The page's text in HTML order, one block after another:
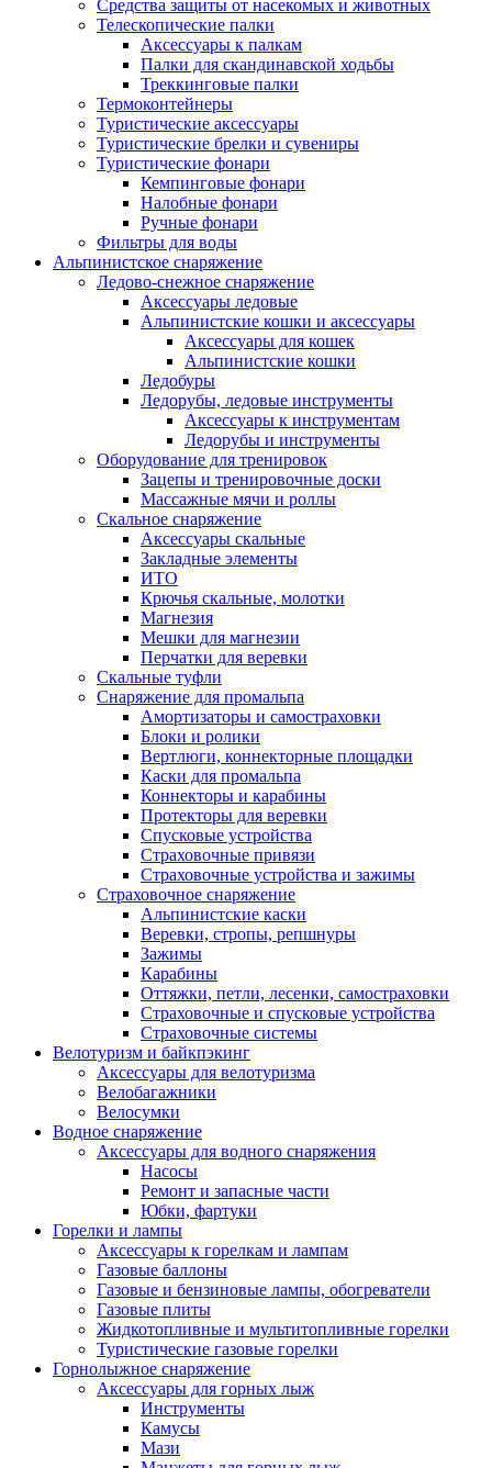
Средства защиты от насекомых и животных
Телескопические палки
Аксессуары к палкам
Палки для скандинавской ходьбы
Треккинговые палки
Термоконтейнеры
Туристические аксессуары
Туристические брелки и сувениры
Туристические фонари
Кемпинговые фонари
Налобные фонари
Ручные фонари
Фильтры для воды
Альпинистское снаряжение
Ледово-снежное снаряжение
Аксессуары ледовые
Альпинистские кошки и аксессуары
Аксессуары для кошек
Альпинистские кошки
Ледобуры
Ледорубы, ледовые инструменты
Аксессуары к инструментам
Ледорубы и инструменты
Оборудование для тренировок
Зацепы и тренировочные доски
Массажные мячи и роллы
Скальное снаряжение
Аксессуары скальные
Закладные элементы
ИТО
Крючья скальные, молотки
Магнезия
Мешки для магнезии
Перчатки для веревки
Скальные туфли
Снаряжение для промальпа
Амортизаторы и самостраховки
Блоки и ролики
Вертлюги, коннекторные площадки
Каски для промальпа
Коннекторы и карабины
Протекторы для веревки
Спусковые устройства
Страховочные привязи
Страховочные устройства и зажимы
Страховочное снаряжение
Альпинистские каски
Веревки, стропы, репшнуры
Зажимы
Карабины
Оттяжки, петли, лесенки, самостраховки
Страховочные и спусковые устройства
Страховочные системы
Велотуризм и байкпэкинг
Аксессуары для велотуризма
Велобагажники
Велосумки
Водное снаряжение
Аксессуары для водного снаряжения
Насосы
Ремонт и запасные части
Юбки, фартуки
Горелки и лампы
Аксессуары к горелкам и лампам
Газовые баллоны
Газовые и бензиновые лампы, обогреватели
Газовые плиты
Жидкотопливные и мультитопливные горелки
Туристические газовые горелки
Горнолыжное снаряжение
Аксессуары для горных лыж
Инструменты
Камусы
Мази